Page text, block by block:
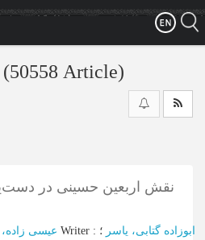
Article)
نقش اربعین حسینی در
عیسی Writer : ابوزاده گتابی، یاسر ؛